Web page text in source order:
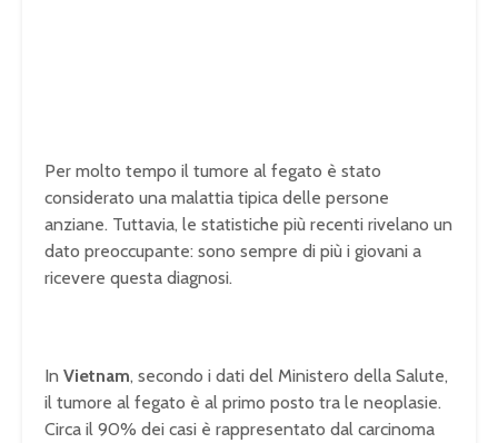
Per molto tempo il tumore al fegato è stato
considerato una malattia tipica delle persone
anziane. Tuttavia, le statistiche più recenti rivelano un
dato preoccupante: sono sempre di più i giovani a
ricevere questa diagnosi.
In Vietnam, secondo i dati del Ministero della Salute,
il tumore al fegato è al primo posto tra le neoplasie.
Circa il 90% dei casi è rappresentato dal carcinoma